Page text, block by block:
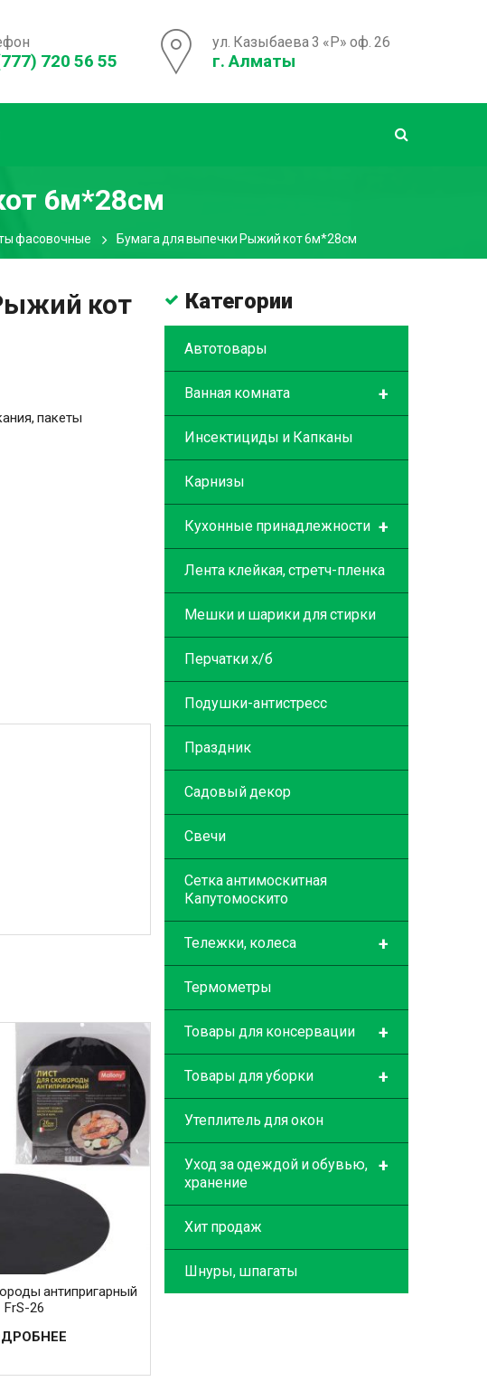
720 56 55
ул. Казыбаева 3 «Р» оф. 26
г. Алматы
6м*28см
фасовочные Бумага для выпечки Рыжий кот 6м*28см
кот
пакеты
антипригарный
FrS-26
Категории
Автотовары
+
Ванная комната
Инсектициды и Капканы
Карнизы
+
Кухонные принадлежности
Лента клейкая, стретч-пленка
Мешки и шарики для стирки
Перчатки х/б
Подушки-антистресс
Праздник
Садовый декор
Свечи
Сетка антимоскитная
Капутомоскито
+
Тележки, колеса
Термометры
+
Товары для консервации
+
Товары для уборки
Утеплитель для окон
+
Уход за одеждой и обувью,
хранение
Хит продаж
Шнуры, шпагаты